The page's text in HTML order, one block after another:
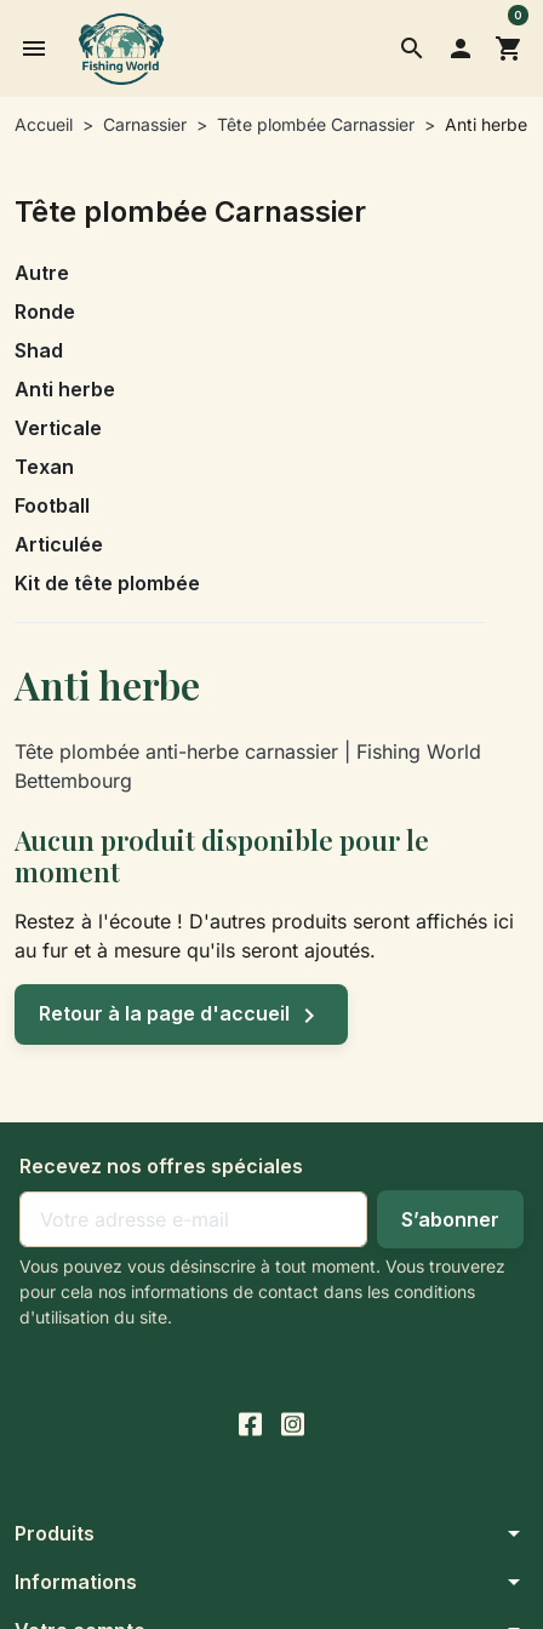
search
menu  shopping_cart
0
Accueil Carnassier Tête plombée Carnassier Anti herbe
Tête plombée Carnassier
Autre
Ronde
Shad
Anti herbe
Verticale
Texan
Football
Articulée
Kit de tête plombée
Anti herbe
Tête plombée anti-herbe carnassier | Fishing World
Bettembourg
Aucun produit disponible pour le
moment
Restez à l'écoute ! D'autres produits seront affichés ici
au fur et à mesure qu'ils seront ajoutés.
Retour à la page d'accueil 
Recevez nos offres spéciales
Vous pouvez vous désinscrire à tout moment. Vous trouverez
pour cela nos informations de contact dans les conditions
d'utilisation du site.
Produits arrow_drop_down
Informations arrow_drop_down